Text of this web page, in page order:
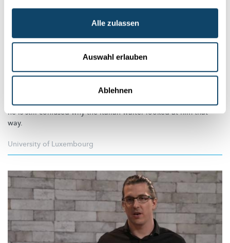
Alle zulassen
Auswahl erlauben
Ablehnen
MY RESEARCH IN 90 SECONDS
Analysing cultural intelligence in the
Georges asked: “May I have some ketchup on this pasta?", and
he is still confused why the Italian waiter looked at him that
way.
University of Luxembourg